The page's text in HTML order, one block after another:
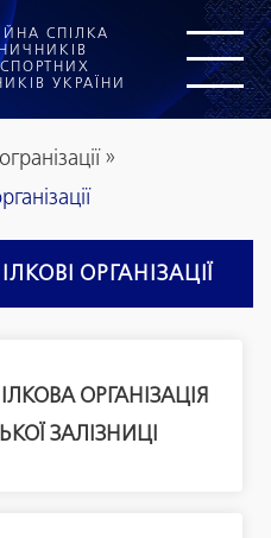
СПІЛКА
УКРАЇНИ
»
ОРГАНІЗАЦІЇ
ОРГАНІЗАЦІЯ
ЗАЛІЗНИЦІ